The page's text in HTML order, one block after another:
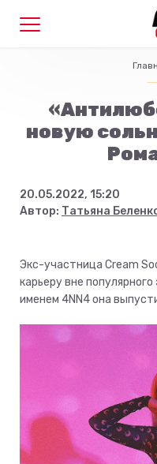
новую
20.05.2022, 15:20
Автор: Татьяна
Экс-участница Cream
карьеру вне
именем 4NN4 она